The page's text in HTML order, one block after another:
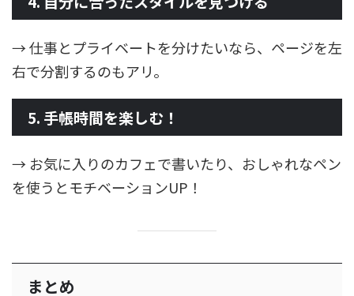
→ 仕事とプライベートを分けたいなら、ページを左
右で分割するのもアリ。
5. 手帳時間を楽しむ！
→ お気に入りのカフェで書いたり、おしゃれなペン
を使うとモチベーションUP！
まとめ